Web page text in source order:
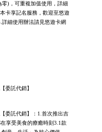
)，可重複加值使用，詳細
卡享記名服務，歡迎至悠遊
詳細使用辦法請見悠遊卡網
委託代銷】
委託代銷】：1.首次推出吉
享受美食的療癒時刻3.1款